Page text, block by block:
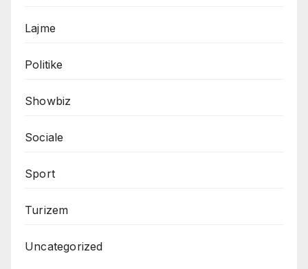
Lajme
Politike
Showbiz
Sociale
Sport
Turizem
Uncategorized